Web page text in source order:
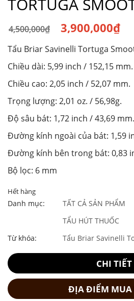
TORTUGA
4,500,000₫
gốc
là:
4,500,000₫.
3,900,000₫
hiện
tại
là:
3,900,000₫.
Tẩu Briar Savinelli Tortuga
Chiều dài: 5,99 inch / 152,15 mm.
Chiều cao: 2,05 inch / 52,07 mm.
Trọng lượng: 2,01 oz. / 56,98g.
Độ sâu bát: 1,72 inch / 43,69 mm.
Đường kính ngoài của bát: 1,59
Đường kính bên trong bát: 0,83
Bộ lọc: 6 mm
Hết hàng
Danh mục: TẤT CẢ SẢN PHẨM
TẨU HÚT THUỐC
Từ khóa:
Tẩu Briar Savinelli
CHI TIẾT
ĐỊA ĐIỂM MUA